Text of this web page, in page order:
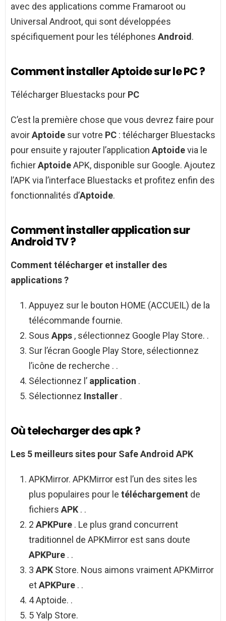
avec des applications comme Framaroot ou
Universal Androot, qui sont développées
spécifiquement pour les téléphones Android.
Comment installer Aptoide sur le PC ?
Télécharger Bluestacks pour PC
C’est la première chose que vous devrez faire pour
avoirAptoide sur votre PC : télécharger Bluestacks
pour ensuite y rajouter l’application Aptoidevia le
fichierAptoideAPK, disponible sur Google. Ajoutez
l’APK via l’interface Bluestacks et profitez enfin des
fonctionnalités d’Aptoide.
Comment installer application sur
Android TV ?
Comment télécharger et installer des
applications?
Appuyez sur le bouton HOME (ACCUEIL) de la
télécommande fournie.
Sous Apps , sélectionnez Google Play Store. .
Sur l’écran Google Play Store, sélectionnez
l’icône de recherche . .
Sélectionnez l’ application .
Sélectionnez Installer .
Où telecharger des apk ?
Les 5 meilleurs sites pour SafeAndroid APK
APKMirror. APKMirror est l’un des sites les
plus populaires pour le téléchargement de
fichiers APK . .
2 APKPure . Le plus grand concurrent
traditionnel de APKMirror est sans doute
APKPure . .
3 APK Store. Nous aimons vraiment APKMirror
etAPKPure . .
4 Aptoide. .
5 Yalp Store.